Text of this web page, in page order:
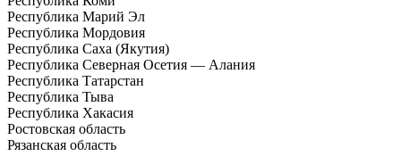
Республика Марий Эл
Республика Мордовия
Республика Саха (Якутия)
Республика Северная Осетия — Алания
Республика Татарстан
Республика Тыва
Республика Хакасия
Ростовская область
Рязанская область